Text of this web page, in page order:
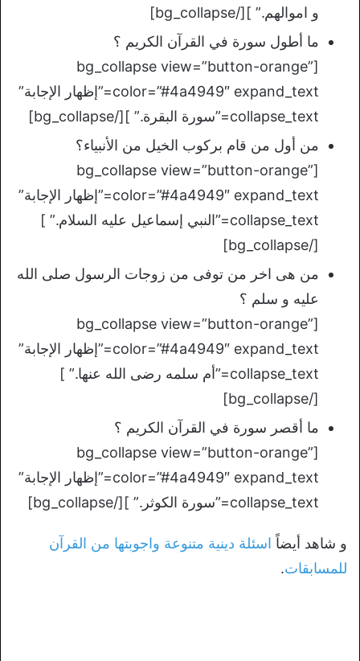
و اموالهم.” ][/bg_collapse]
ما أطول سورة في القرآن الكريم ؟
[bg_collapse view=”button-orange”
color=”#4a4949″ expand_text=”إظهار الإجابة”
collapse_text=”سورة البقرة.” ][/bg_collapse]
من أول من قام بركوب الخيل من الأنبياء؟
[bg_collapse view=”button-orange”
color=”#4a4949″ expand_text=”إظهار الإجابة”
collapse_text=”النبي إسماعيل عليه السلام.” ]
[/bg_collapse]
من هى اخر من توفى من زوجات الرسول صلى الله
عليه و سلم ؟
[bg_collapse view=”button-orange”
color=”#4a4949″ expand_text=”إظهار الإجابة”
collapse_text=”أم سلمه رضى الله عنها.” ]
[/bg_collapse]
ما أقصر سورة في القرآن الكريم ؟
[bg_collapse view=”button-orange”
color=”#4a4949″ expand_text=”إظهار الإجابة”
collapse_text=”سورة الكوثر.” ][/bg_collapse]
و شاهد أيضاً اسئلة دينية متنوعة واجوبتها من القرآن
للمسابقات.